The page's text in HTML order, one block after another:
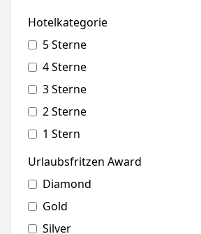
Hotelkategorie
5 Sterne
4 Sterne
3 Sterne
2 Sterne
1 Stern
Urlaubsfritzen Award
Diamond
Gold
Silver